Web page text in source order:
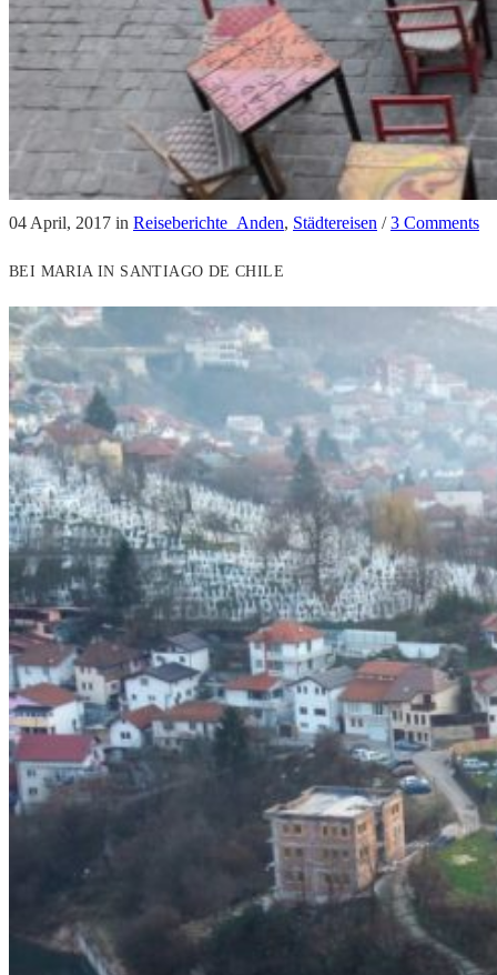
04 April, 2017 in Reiseberichte_Anden, Städtereisen /3 Comments
BEI MARIA IN SANTIAGO DE CHILE